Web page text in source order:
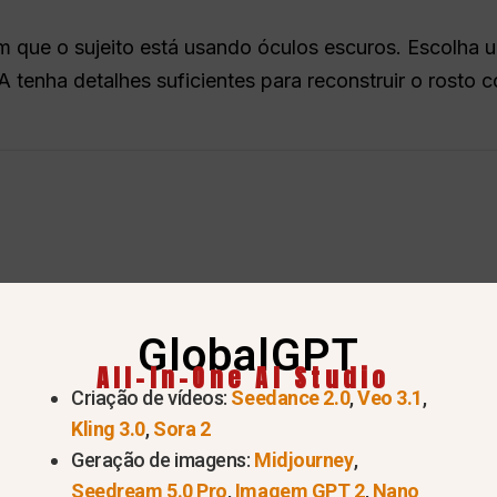
que o sujeito está usando óculos escuros. Escolha
tenha detalhes suficientes para reconstruir o rosto
correto
GlobalGPT
All-In-One AI Studio
Criação de vídeos: Seedance 2.0,Veo 3.1,
Kling 3.0,Sora 2
Geração de imagens: Midjourney,
Seedream 5.0 Pro,Imagem GPT 2,Nano